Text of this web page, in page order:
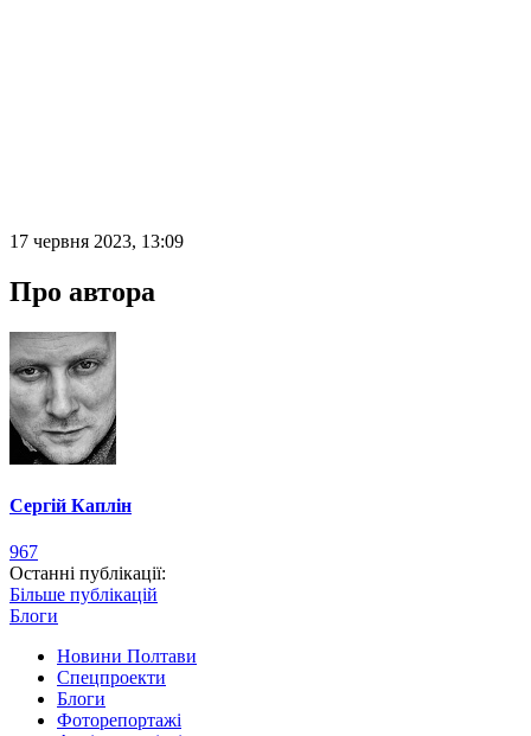
17 червня 2023, 13:09
Про автора
Сергій Каплін
967
Останні публікації:
Більше публікацій
Блоги
Новини Полтави
Спецпроекти
Блоги
Фоторепортажі